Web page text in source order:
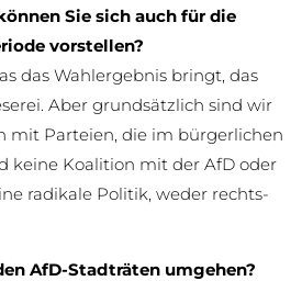
Sie sich auch für die
vorstellen?
das Wahlergebnis bringt, das
Aber grundsätzlich sind wir
mit Parteien, die im bürgerlichen
keine Koalition mit der AfD oder
radikale Politik, weder rechts-
AfD-Stadträten umgehen?